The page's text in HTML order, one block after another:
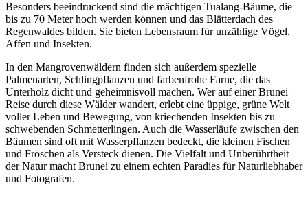
Besonders beeindruckend sind die mächtigen Tualang-Bäume, die
bis zu 70 Meter hoch werden können und das Blätterdach des
Regenwaldes bilden. Sie bieten Lebensraum für unzählige Vögel,
Affen und Insekten.
In den Mangrovenwäldern finden sich außerdem spezielle
Palmenarten, Schlingpflanzen und farbenfrohe Farne, die das
Unterholz dicht und geheimnisvoll machen. Wer auf einer Brunei
Reise durch diese Wälder wandert, erlebt eine üppige, grüne Welt
voller Leben und Bewegung, von kriechenden Insekten bis zu
schwebenden Schmetterlingen. Auch die Wasserläufe zwischen den
Bäumen sind oft mit Wasserpflanzen bedeckt, die kleinen Fischen
und Fröschen als Versteck dienen. Die Vielfalt und Unberührtheit
der Natur macht Brunei zu einem echten Paradies für Naturliebhaber
und Fotografen.